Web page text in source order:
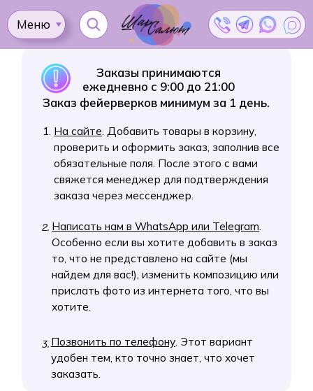
Как
заказ?
Меню
Как сделать
заказ?
На сайте
. Добавить товары в корзину,
проверить и оформить заказ, заполнив все
свяжется менеджер для подтверждения
заказа через мессенджер.
Позвонить по телефону. Этот вариант
удобен тем, кто точно знает, что хочет
Написать нам в WhatsApp или Telegram.
то, что не представлено на сайте (мы
найдем для вас!), изменить композицию или
Заказы принимаются
ежедневно с 9:00 до 21:00
Заказ фейерверков минимум за 1 день.